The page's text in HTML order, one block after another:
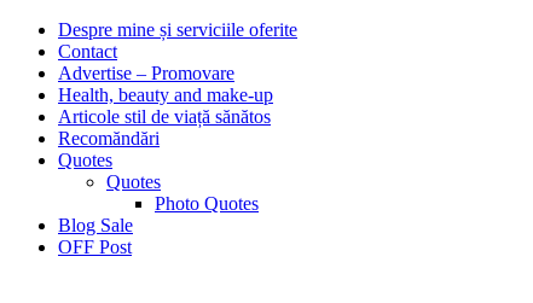
Despre mine și serviciile oferite
Contact
Advertise – Promovare
Health, beauty and make-up
Articole stil de viață sănătos
Recomăndări
Quotes
Quotes
Photo Quotes
Blog Sale
OFF Post